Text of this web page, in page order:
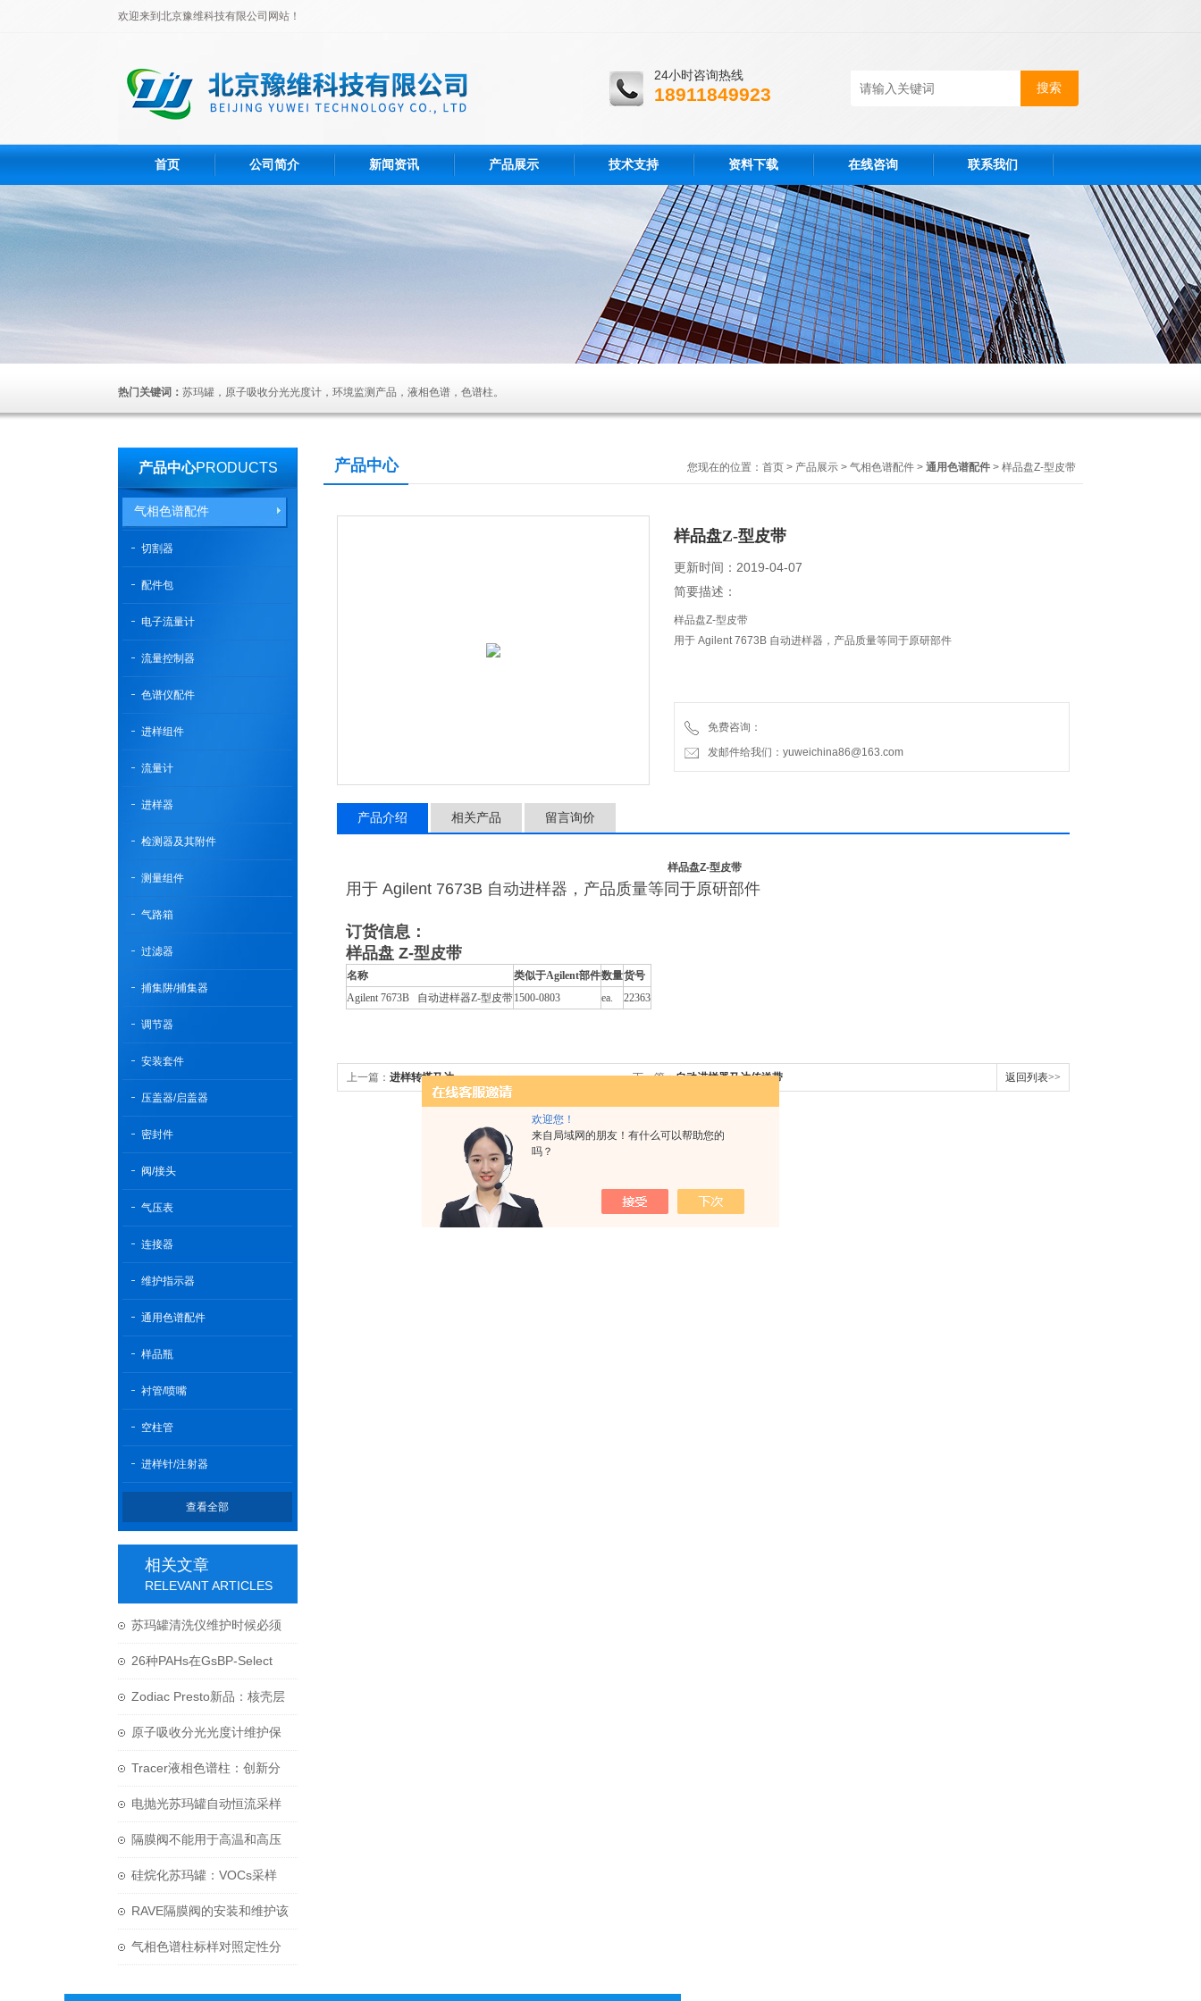
欢迎您！
来自局域网的朋友！有什么可以帮助您的
吗？
欢迎来到北京豫维科技有限公司网站！
24小时咨询热线
18911849923
首页 公司简介 新闻资讯 产品展示 技术支持 资料下载 在线咨询 联系我们
热门关键词： 苏玛罐，原子吸收分光光度计，环境监测产品，液相色谱，色谱柱。
产品中心PRODUCTS
气相色谱配件
切割器
配件包
电子流量计
流量控制器
色谱仪配件
进样组件
流量计
进样器
检测器及其附件
测量组件
气路箱
过滤器
捕集阱/捕集器
调节器
安装套件
压盖器/启盖器
密封件
阀/接头
气压表
连接器
维护指示器
通用色谱配件
样品瓶
衬管/喷嘴
空柱管
进样针/注射器
查看全部
相关文章
RELEVANT ARTICLES
苏玛罐清洗仪维护时候必须
注意的三个要点
26种PAHs在GsBP-Select
PAH色谱柱上的测试
Zodiac Presto新品：核壳层
色谱解决方案
原子吸收分光光度计维护保
养的技巧你知道吗？
Tracer液相色谱柱：创新分
离技术的力量
电抛光苏玛罐自动恒流采样
系统技术介绍
隔膜阀不能用于高温和高压
等工况
硅烷化苏玛罐：VOCs采样
的专业利器
RAVE隔膜阀的安装和维护该
如何进行呢？
气相色谱柱标样对照定性分
产品中心 您现在的位置： 首页 > 产品展示 > 气相色谱配件 > 通用色谱配件 > 样品盘Z-型皮带
样品盘Z-型皮带
更新时间：2019-04-07
简要描述：
样品盘Z-型皮带
用于 Agilent 7673B 自动进样器，产品质量等同于原研部件
免费咨询：
发邮件给我们：yuweichina86@163.com
产品介绍 相关产品 留言询价
样品盘Z-型皮带
用于 Agilent 7673B 自动进样器，产品质量等同于原研部件
订货信息：
样品盘 Z-型皮带
名称 类似于Agilent部件数量货号
Agilent 7673B 自动进样器Z-型皮带1500-0803 ea. 22363
上一篇： 进样转塔马达 下一篇：自动进样器马达传送带 返回列表>>